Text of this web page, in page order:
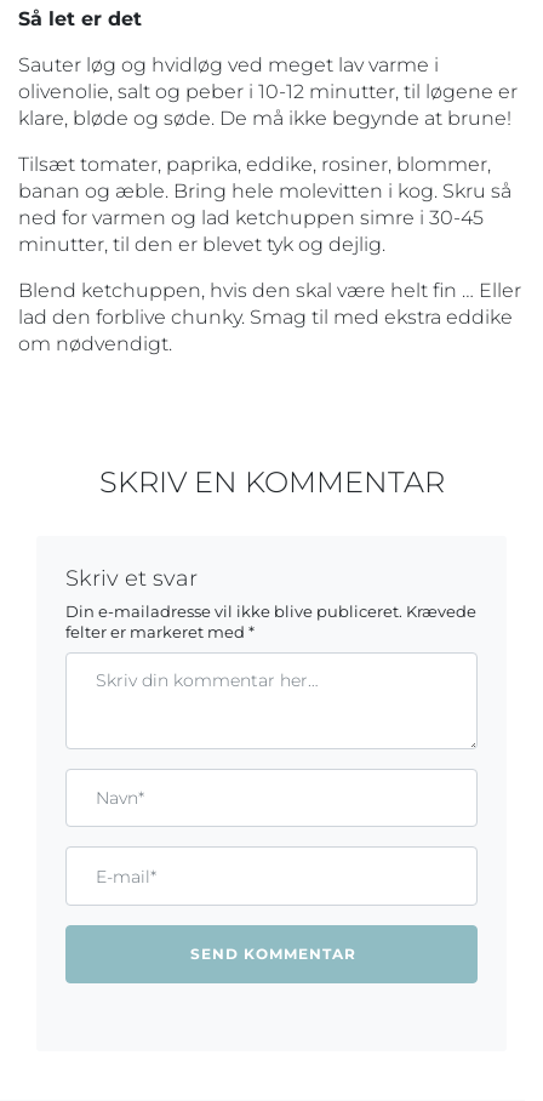
Så let er det
Sauter løg og hvidløg ved meget lav varme i
olivenolie, salt og peber i 10-12 minutter, til løgene er
klare, bløde og søde. De må ikke begynde at brune!
Tilsæt tomater, paprika, eddike, rosiner, blommer,
banan og æble. Bring hele molevitten i kog. Skru så
ned for varmen og lad ketchuppen simre i 30-45
minutter, til den er blevet tyk og dejlig.
Blend ketchuppen, hvis den skal være helt fin … Eller
lad den forblive chunky. Smag til med ekstra eddike
om nødvendigt.
SKRIV EN KOMMENTAR
Skriv et svar
Din e-mailadresse vil ikke blive publiceret. Krævede
felter er markeret med *